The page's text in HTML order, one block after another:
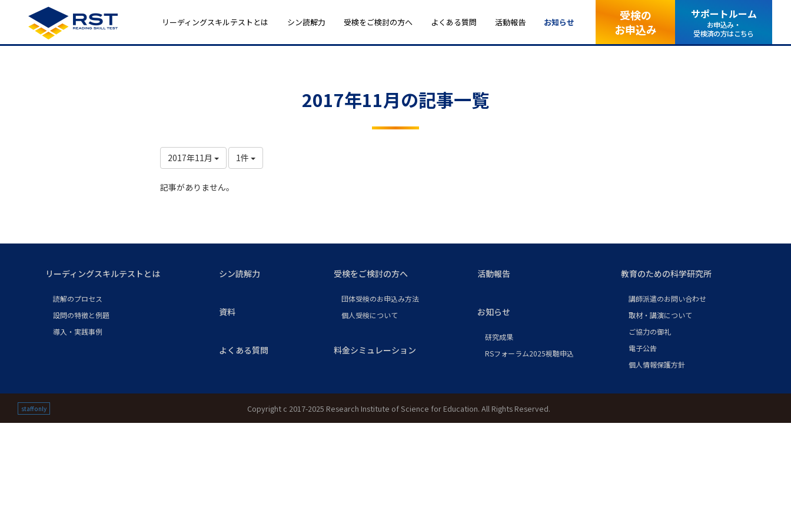
リーディングスキルテストとは シン読解力 受検をご検討の方へ よくある質問 活動報告 お知らせ
受検の
お申込み
サポートルーム
お申込み・
受検済の方はこちら
2017年11月の記事一覧
2017年11月 1件
記事がありません。
リーディングスキルテストとは
読解のプロセス
設問の特徴と例題
導入・実践事例
シン読解力 受検をご検討の方へ
団体受検のお申込み方法
個人受検について
料金シミュレーション
資料
よくある質問
活動報告
お知らせ
研究成果
RSフォーラム2025視聴申込
教育のための科学研究所
講師派遣のお問い合わせ
取材・講演について
ご協力の御礼
電子公告
個人情報保護方針
staff only Copyright c 2017-2025 Research Institute of Science for Education. All Rights Reserved.